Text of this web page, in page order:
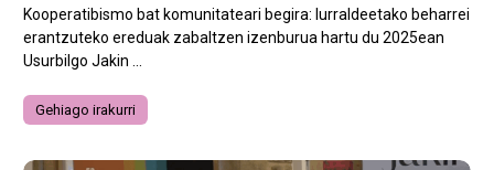
Kooperatibismo bat komunitateari begira: lurraldeetako beharrei
erantzuteko ereduak zabaltzen izenburua hartu du 2025ean
Usurbilgo Jakin ...
Gehiago irakurri